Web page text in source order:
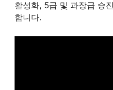
활성화, 5급 및 과장급 승
합니다.